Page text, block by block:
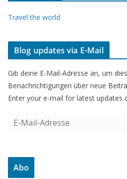
Travel the world
Blog updates via E-Mail
Gib deine E-Mail-Adresse an, um
Benachrichtigungen über neue
Enter your e-mail for latest updates
a
Abo